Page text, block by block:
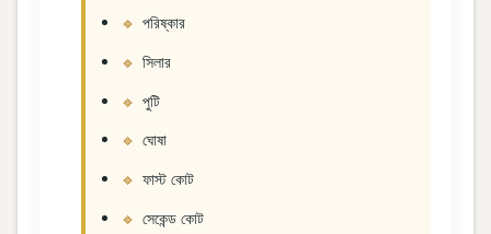
পরিষ্কার
সিলার
পুটি
ঘোষা
ফাস্ট কোট
সেকেন্ড কোট